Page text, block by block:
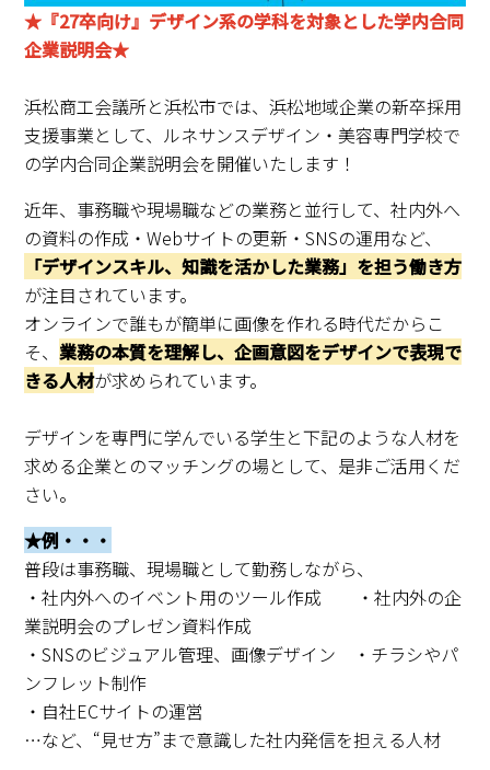
★『27卒向け』デザイン系の学科を対象とした学内合同
企業説明会★
浜松商工会議所と浜松市では、浜松地域企業の新卒採用
支援事業として、ルネサンスデザイン・美容専門学校で
の学内合同企業説明会を開催いたします！
近年、事務職や現場職などの業務と並行して、社内外へ
の資料の作成・Webサイトの更新・SNSの運用など、
「デザインスキル、知識を活かした業務」を担う働き方
が注目されています。
オンラインで誰もが簡単に画像を作れる時代だからこ
そ、業務の本質を理解し、企画意図をデザインで表現で
きる人材が求められています。
デザインを専門に学んでいる学生と下記のような人材を
求める企業とのマッチングの場として、是非ご活用くだ
さい。
★例・・・
普段は事務職、現場職として勤務しながら、
・社内外へのイベント用のツール作成 ・社内外の企
業説明会のプレゼン資料作成
・SNSのビジュアル管理、画像デザイン ・チラシやパ
ンフレット制作
・自社ECサイトの運営
…など、“見せ方”まで意識した社内発信を担える人材